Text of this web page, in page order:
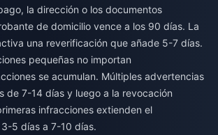
la dirección o los documentos
de domicilio vence a los 90 días. La
una reverificación que añade 5-7 días.
pequeñas no importan
se acumulan. Múltiples advertencias
de 7-14 días y luego a la revocación
infracciones extienden el
5 días a 7-10 días.